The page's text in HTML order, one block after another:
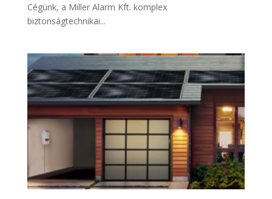
Cégünk, a Miller Alarm Kft. komplex
biztonságtechnikai...